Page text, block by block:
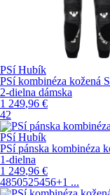
PSí Hubík
PSí kombinéza kožená
2-dielna dámska
1 249,96 €
42
PSí Hubík
PSí pánska kombinéza
1-dielna
1 249,96 €
4850525456+1 ...